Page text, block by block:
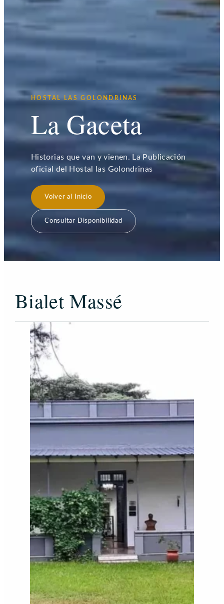
HOSTAL LAS GOLONDRINAS
La Gaceta
Historias que van y vienen. La Publicación
oficial del Hostal las Golondrinas
Volver al Inicio
Consultar Disponibilidad
Bialet Massé